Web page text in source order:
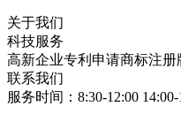
关于我们
科技服务
高新企业专利申请商标注册
联系我们
服务时间：8:30-12:00 14:00-